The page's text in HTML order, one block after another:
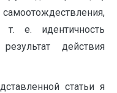
т. е. идентичность
действия
статьи я